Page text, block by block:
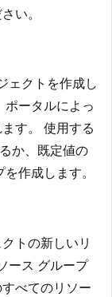
い。
ェクトを作成し
ポータルによっ
す。 使用する
か、既定値の
作成します。
トの新しいリ
ース グループ
べてのリソー